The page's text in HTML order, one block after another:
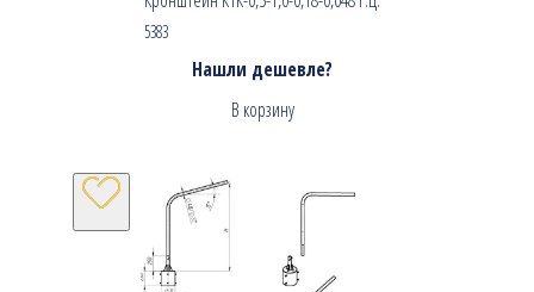
5383
Нашли дешевле?
В корзину